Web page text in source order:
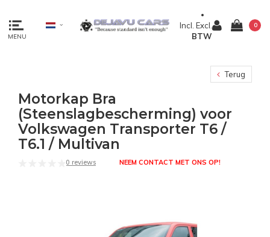
MENU
Incl. Excl.
BTW
0
Terug
Motorkap Bra
(Steenslagbescherming) voor
Volkswagen Transporter T6 /
T6.1 / Multivan
0 reviews NEEM CONTACT MET ONS OP!